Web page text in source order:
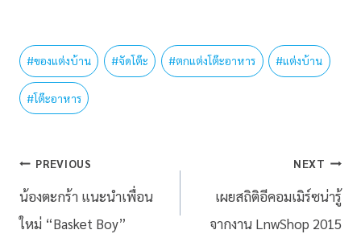
#ของแต่งบ้าน #จัดโต๊ะ #ตกแต่งโต๊ะอาหาร #แต่งบ้าน
#โต๊ะอาหาร
PREVIOUS
น้องตะกร้า แนะนำเพื่อน
ใหม่ “Basket Boy”
NEXT
เผยสถิติอีคอมเมิร์ซน่ารู้
จากงาน LnwShop 2015